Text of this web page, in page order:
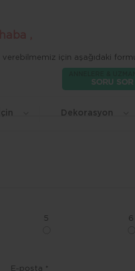
SORU SOR
Dekorasyon
için aşağıdaki
5 6
E-posta *